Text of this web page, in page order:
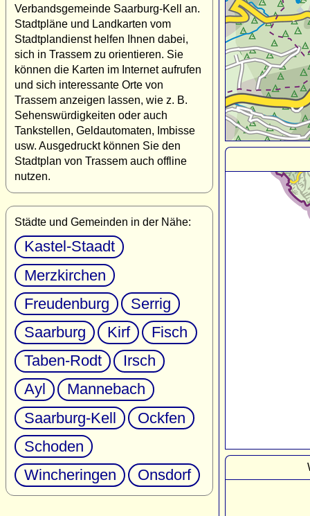
Verbandsgemeinde Saarburg-Kell an.
Stadtpläne und Landkarten vom
Stadtplandienst helfen Ihnen dabei,
sich in Trassem zu orientieren. Sie
können die Karten im Internet aufrufen
und sich interessante Orte von
Trassem anzeigen lassen, wie z. B.
Sehenswürdigkeiten oder auch
Tankstellen, Geldautomaten, Imbisse
usw. Ausgedruckt können Sie den
Stadtplan von Trassem auch offline
nutzen.
Städte und Gemeinden in der Nähe:
Kastel-Staadt
Merzkirchen
Freudenburg
Serrig
Saarburg
Kirf
Fisch
Taben-Rodt
Irsch
Ayl
Mannebach
Saarburg-Kell
Ockfen
Schoden
Wincheringen
Onsdorf